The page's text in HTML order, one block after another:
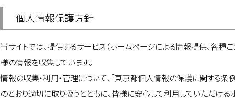
個人情報保護方針
当サイトでは、提供するサービス（ホームページによる情報提供、各
様の情報を収集しています。
情報の収集・利用・管理について、「東京都個人情報の保護に関する条
のとおり適切に取り扱うとともに、皆様に安心して利用していただける